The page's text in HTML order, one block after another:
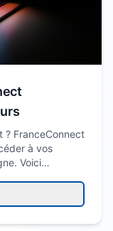
à vos
Voici